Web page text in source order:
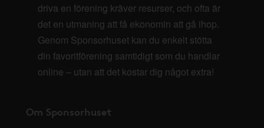
driva en förening kräver resurser, och ofta är
det en utmaning att få ekonomin att gå ihop.
Genom Sponsorhuset kan du enkelt stötta
din favoritförening samtidigt som du handlar
online – utan att det kostar dig något extra!
Om Sponsorhuset